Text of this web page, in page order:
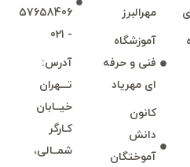
مهرالبرز
آموزشگاه
فنی و حرفه
ای مهرياد
كانون
دانش
آموختگان
57658406
- 021
آدرس:
تـــهران
خيــابان
كـارگر
شمــالی،